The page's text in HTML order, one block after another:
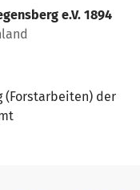
e.V. 1894
(Forstarbeiten) der